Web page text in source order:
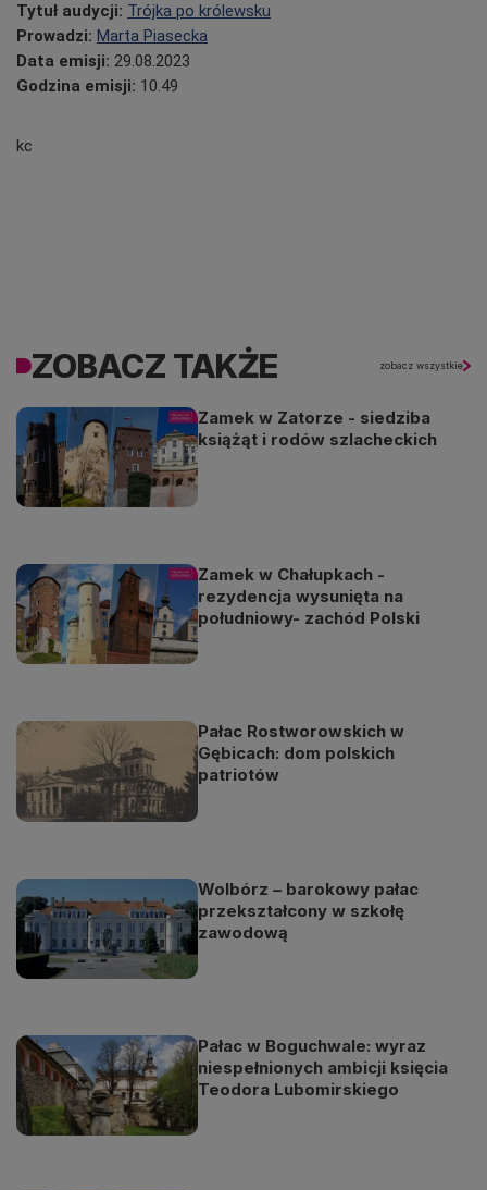
Tytuł audycji: Trójka po królewsku
Prowadzi: Marta Piasecka
Data emisji: 29.08.2023
Godzina emisji: 10.49
kc
ZOBACZ TAKŻE zobacz wszystkie
Zamek w Zatorze - siedziba
książąt i rodów szlacheckich
Zamek w Chałupkach -
rezydencja wysunięta na
południowy- zachód Polski
Pałac Rostworowskich w
Gębicach: dom polskich
patriotów
Wolbórz – barokowy pałac
przekształcony w szkołę
zawodową
Pałac w Boguchwale: wyraz
niespełnionych ambicji księcia
Teodora Lubomirskiego